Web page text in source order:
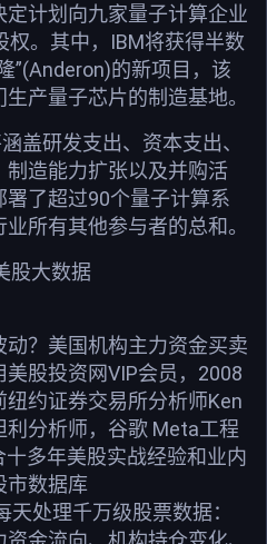
计划向九家量子计算企业
。其中，IBM将获得半数
”(Anderon)的新项目，该
产量子芯片的制造基地。
盖研发支出、资本支出、
造能力扩张以及并购活
了超过90个量子计算系
所有其他参与者的总和。
股大数据
？美国机构主力资金买卖
股投资网VIP会员，2008
约证券交易所分析师Ken
分析师，谷歌 Meta工程
多年美股实战经验和业内
市数据库
天处理千万级股票数据：